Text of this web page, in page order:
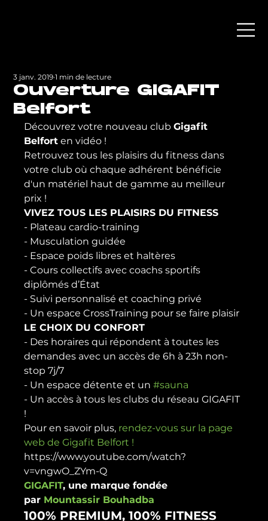
Ouverture GIGAFIT
Belfort
3 janv. 2019 1 min de lecture
Découvrez votre nouveau club Gigafit
Belfort en vidéo !
Retrouvez tous les plaisirs du fitness dans
votre club où chaque adhérent bénéficie
d'un matériel haut de gamme au meilleur
prix !
VIVEZ TOUS LES PLAISIRS DU FITNESS
- Plateau cardio-training
- Musculation guidée
- Espace poids libres et haltères
- Cours collectifs avec coachs sportifs
diplômés d’État
- Suivi personnalisé et coaching privé
- Un espace CrossTraining pour se faire plaisir
LE CHOIX DU CONFORT
- Des horaires qui répondent à toutes les
demandes avec un accès de 6h à 23h non-
stop 7j/7
- Un espace détente et un #sauna
- Un accès à tous les clubs du réseau GIGAFIT
!
Pour en savoir plus, rendez-vous sur la page
web de Gigafit Belfort !
https://www.youtube.com/watch?
v=vngwO_ZYm-Q
GIGAFIT, une marque fondée
par Mountassir Bouhadba
100% PREMIUM, 100% FITNESS